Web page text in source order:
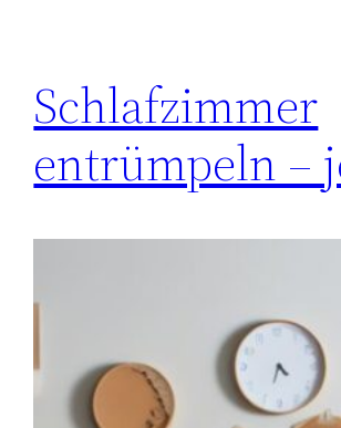
Schlafzimmer
entrümpeln –